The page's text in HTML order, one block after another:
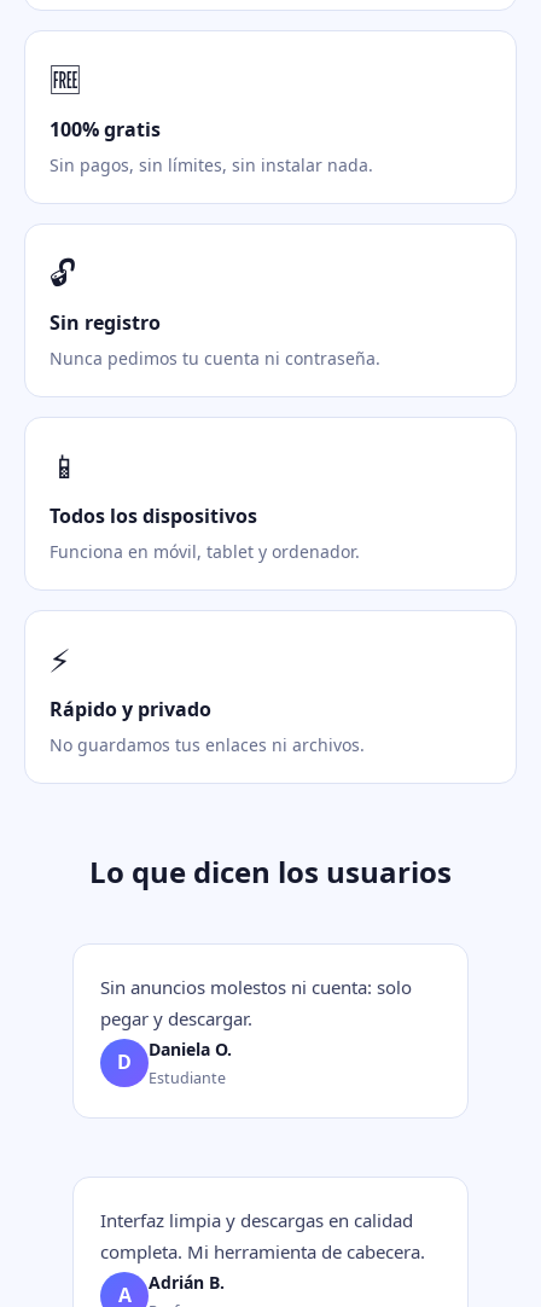
🆓
100% gratis
Sin pagos, sin límites, sin instalar nada.
🔓
Sin registro
Nunca pedimos tu cuenta ni contraseña.
📱
Todos los dispositivos
Funciona en móvil, tablet y ordenador.
⚡
Rápido y privado
No guardamos tus enlaces ni archivos.
Lo que dicen los usuarios
Sin anuncios molestos ni cuenta: solo
pegar y descargar.
D Daniela O.
Estudiante
Interfaz limpia y descargas en calidad
completa. Mi herramienta de cabecera.
A Adrián B.